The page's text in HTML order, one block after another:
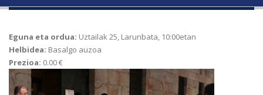
Eguna eta ordua: Uztailak 25, Larunbata, 10:00etan
Helbidea: Basalgo auzoa
Prezioa: 0.00 €